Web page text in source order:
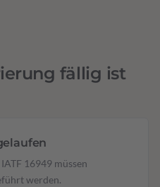
fällig ist
16949 müssen
werden.